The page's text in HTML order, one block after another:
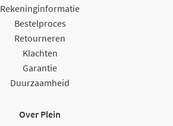
Rekeninginformatie
Bestelproces
Retourneren
Klachten
Garantie
Duurzaamheid
Over Plein